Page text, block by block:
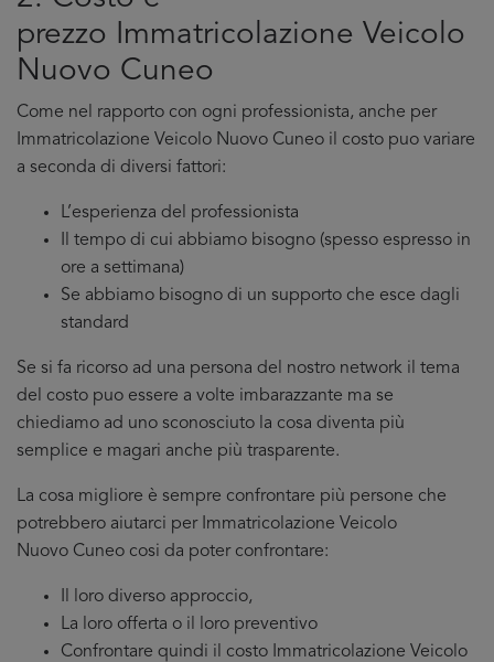
prezzo Immatricolazione Veicolo
Nuovo Cuneo
Come nel rapporto con ogni professionista, anche per
Immatricolazione Veicolo Nuovo Cuneo il costo puo variare
a seconda di diversi fattori:
L’esperienza del professionista
Il tempo di cui abbiamo bisogno (spesso espresso in
ore a settimana)
Se abbiamo bisogno di un supporto che esce dagli
standard
Se si fa ricorso ad una persona del nostro network il tema
del costo puo essere a volte imbarazzante ma se
chiediamo ad uno sconosciuto la cosa diventa più
semplice e magari anche più trasparente.
La cosa migliore è sempre confrontare più persone che
potrebbero aiutarci per Immatricolazione Veicolo
Nuovo Cuneo cosi da poter confrontare:
Il loro diverso approccio,
La loro offerta o il loro preventivo
Confrontare quindi il costo Immatricolazione Veicolo